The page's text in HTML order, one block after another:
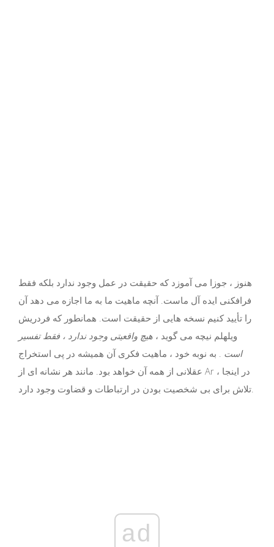
هنوز ، جوزا می آموزد که حقیقت در عمل وجود ندارد بلکه فقط
فرافکنی ایده آل ماست. آنچه ماهیت ما به ما اجازه می دهد آن
را تأیید کنیم نسخه هایی از حقیقت است. همانطور که فردریش
ویلهلم نیچه می گوید ، هیچ واقعیتی وجود ندارد ، فقط تفسیر
است . به نوبه خود ، ماهیت فکری آن همیشه در پی استخراج
عقلانی از همه آن خواهد بود. مانند هر نشانه ای از Ar ، در اینجا
ad